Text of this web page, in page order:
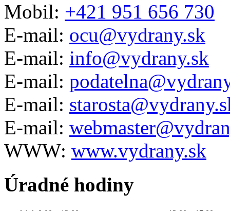
Mobil: +421 951 656 730
E-mail: ocu@vydrany.sk
E-mail: info@vydrany.sk
E-mail:
E-mail:
E-mail:
WWW: www.vydrany.sk
Úradné hodiny